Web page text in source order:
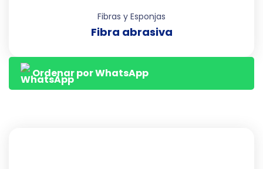
Fibras y Esponjas
Fibra abrasiva
Ordenar por WhatsApp